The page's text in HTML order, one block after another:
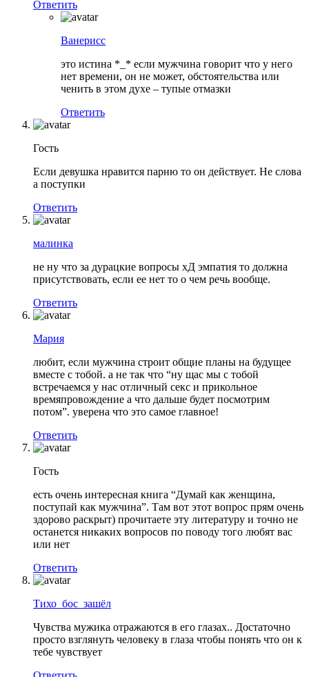
Ответить
Ванерисс
это истина *_* если мужчина говорит что у него
нет времени, он не может, обстоятельства или
ченить в этом духе – тупые отмазки
Ответить
Гость
Если девушка нравится парню то он действует. Не слова
а поступки
Ответить
малинка
не ну что за дурацкие вопросы хД эмпатия то должна
присутствовать, если ее нет то о чем речь вообще.
Ответить
Мария
любит, если мужчина строит общие планы на будущее
вместе с тобой. а не так что “ну щас мы с тобой
встречаемся у нас отличный секс и прикольное
времяпровождение а что дальше будет посмотрим
потом”. уверена что это самое главное!
Ответить
Гость
есть очень интересная книга “Думай как женщина,
поступай как мужчина”. Там вот этот вопрос прям очень
здорово раскрыт) прочитаете эту литературу и точно не
останется никаких вопросов по поводу того любят вас
или нет
Ответить
Тихо_бос_зашёл
Чувства мужика отражаются в его глазах.. Достаточно
просто взглянуть человеку в глаза чтобы понять что он к
тебе чувствует